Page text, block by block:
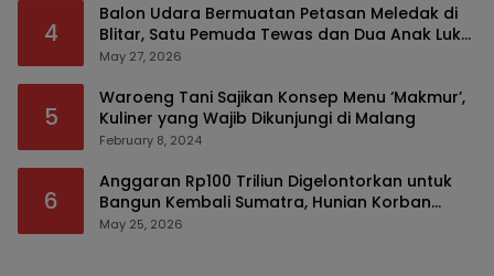
4
Balon Udara Bermuatan Petasan Meledak di
Blitar, Satu Pemuda Tewas dan Dua Anak Luka
Serius
May 27, 2026
5
Waroeng Tani Sajikan Konsep Menu ‘Makmur’,
Kuliner yang Wajib Dikunjungi di Malang
February 8, 2024
6
Anggaran Rp100 Triliun Digelontorkan untuk
Bangun Kembali Sumatra, Hunian Korban
Bencana Bakal Difokuskan
May 25, 2026